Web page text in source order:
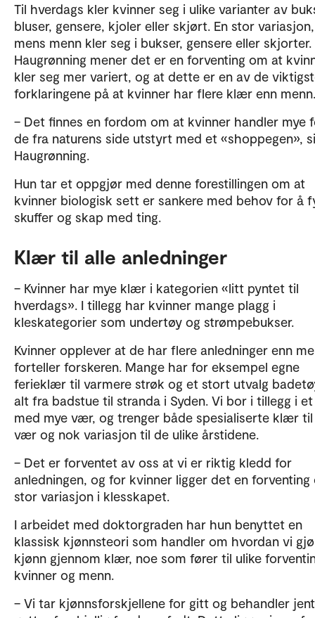
Til hverdags kler kvinner seg i ulike varianter av
bluser, gensere, kjoler eller skjørt. En stor
mens menn kler seg i bukser, gensere eller skjorter.
Haugrønning mener det er en forventing om at
kler seg mer variert, og at dette er en av de
forklaringene på at kvinner har flere klær enn menn.
– Det finnes en fordom om at kvinner handler mye
de fra naturens side utstyrt med et «shoppegen»,
Haugrønning.
Hun tar et oppgjør med denne forestillingen om at
kvinner biologisk sett er sankere med behov for å
skuffer og skap med ting.
Klær til alle anledninger
– Kvinner har mye klær i kategorien «litt pyntet til
hverdags». I tillegg har kvinner mange plagg i
kleskategorier som undertøy og strømpebukser.
Kvinner opplever at de har flere anledninger enn
forteller forskeren. Mange har for eksempel egne
ferieklær til varmere strøk og et stort utvalg
alt fra badstue til stranda i Syden. Vi bor i tillegg i
med mye vær, og trenger både spesialiserte klær
vær og nok variasjon til de ulike årstidene.
– Det er forventet av oss at vi er riktig kledd for
anledningen, og for kvinner ligger det en forventing
stor variasjon i klesskapet.
I arbeidet med doktorgraden har hun benyttet en
klassisk kjønnsteori som handler om hvordan vi
kjønn gjennom klær, noe som fører til ulike
kvinner og menn.
– Vi tar kjønnsforskjellene for gitt og behandler